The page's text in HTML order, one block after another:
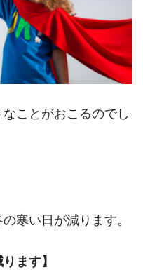
ことがおこるのでし
寒い日が減ります。
ます】